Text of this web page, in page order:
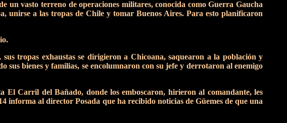
un vasto terreno de operaciones militares, conocida como Guerra Gaucha
unirse a las tropas de Chile y tomar Buenos Aires. Para esto planificaron
tropas exhaustas se dirigieron a Chicoana, saquearon a la población y
bienes y familias, se encolumnaron con su jefe y derrotaron al enemigo
El Carril del Bañado, donde los emboscaron, hirieron al comandante, les
al director Posada que ha recibido noticias de Güemes de que una